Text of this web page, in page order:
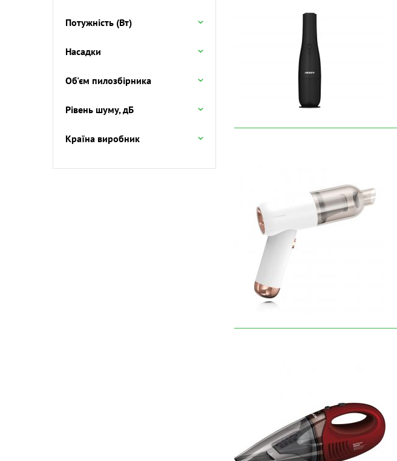
Потужність (Вт)
Насадки
Об'єм пилозбірника
Рівень шуму, дБ
Країна виробник